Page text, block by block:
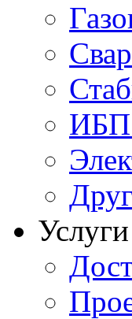
ИБП
Услуги